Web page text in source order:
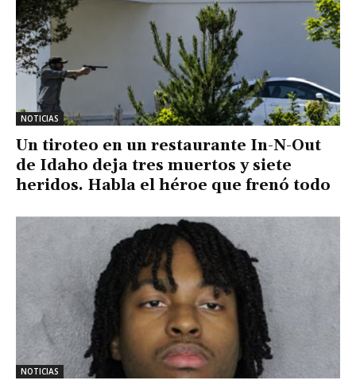
NOTICIAS
Un tiroteo en un restaurante In-N-Out
de Idaho deja tres muertos y siete
heridos. Habla el héroe que frenó todo
NOTICIAS